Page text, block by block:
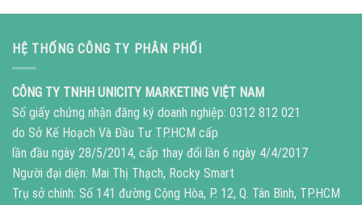
HỆ THỐNG CÔNG TY PHÂN PHỐI
CÔNG TY TNHH UNICITY MARKETING VIỆT NAM
Số giấy chứng nhận đăng ký doanh nghiệp: 0312 812 021
do Sở Kế Hoạch Và Đầu Tư TP.HCM cấp
lần đầu ngày 28/5/2014, cấp thay đổi lần 6 ngày 4/4/2017
Người đại diện: Mai Thị Thạch, Rocky Smart
Trụ sở chính: Số 141 đường Cộng Hòa, P. 12, Q. Tân Bình, TP.HCM